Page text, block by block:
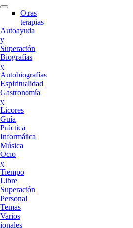
Otras
terapias
Autoayuda
y
Superación
Biografías
y
Autobiografías
Espiritualidad
Gastronomía
y
Licores
Guía
Práctica
Informática
Música
Ocio
y
Tiempo
Libre
Superación
Personal
Temas
Varios